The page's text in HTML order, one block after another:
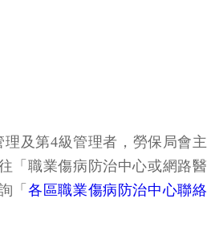
及第4級管理者，勞保局會主
「職業傷病防治中心或網路醫
「 各區職業傷病防治中心聯絡